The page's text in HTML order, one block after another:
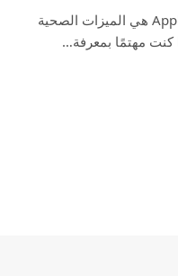
إحدى نقاط البيع الرئيسية لـ Apple Watch هي الميزات الصحية
كنت مهتمًا بمعرفة…